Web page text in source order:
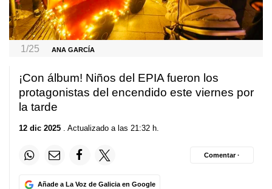
1/25 ANA GARCÍA
¡Con álbum! Niños del EPIA fueron los
protagonistas del encendido este viernes por
la tarde
12 dic 2025 . Actualizado a las 21:32 h.
Añade a La Voz de Galicia en Google
Comentar ·